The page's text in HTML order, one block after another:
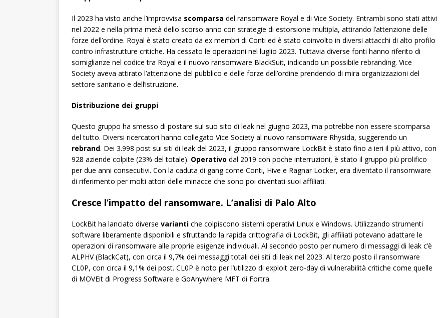
Il 2023 ha visto anche l’improvvisa scomparsa del ransomware Royal e di Vice Society. Entrambi sono stati attivi
nel 2022 e nella prima metà dello scorso anno con strategie di estorsione multipla, attirando l’attenzione delle
forze dell’ordine. Royal è stato creato da ex membri di Conti ed è stato coinvolto in diversi attacchi di alto profilo
contro infrastrutture critiche. Ha cessato le operazioni nel luglio 2023. Tuttavia diverse fonti hanno riferito di
somiglianze nel codice tra Royal e il nuovo ransomware BlackSuit, indicando un possibile rebranding. Vice
Society aveva attirato l’attenzione del pubblico e delle forze dell’ordine prendendo di mira organizzazioni del
settore sanitario e dell’istruzione.
Distribuzione dei gruppi
Questo gruppo ha smesso di postare sul suo sito di leak nel giugno 2023, ma potrebbe non essere scomparsa
del tutto. Diversi ricercatori hanno collegato Vice Society al nuovo ransomware Rhysida, suggerendo un
rebrand. Dei 3.998 post sui siti di leak del 2023, il gruppo ransomware LockBit è stato fino a ieri il più attivo, con
928 aziende colpite (23% del totale). Operativo dal 2019 con poche interruzioni, è stato il gruppo più prolifico
per due anni consecutivi. Con la caduta di gang come Conti, Hive e Ragnar Locker, era diventato il ransomware
di riferimento per molti attori delle minacce che sono poi diventati suoi affiliati.
Cresce l’impatto del ransomware. L’analisi di Palo Alto
LockBit ha lanciato diverse varianti che colpiscono sistemi operativi Linux e Windows. Utilizzando strumenti
software liberamente disponibili e sfruttando la rapida crittografia di LockBit, gli affiliati potevano adattare le
operazioni di ransomware alle proprie esigenze individuali. Al secondo posto per numero di messaggi di leak c’è
ALPHV (BlackCat), con circa il 9,7% dei messaggi totali dei siti di leak nel 2023. Al terzo posto il ransomware
CL0P, con circa il 9,1% dei post. CL0P è noto per l’utilizzo di exploit zero-day di vulnerabilità critiche come quelle
di MOVEit di Progress Software e GoAnywhere MFT di Fortra.